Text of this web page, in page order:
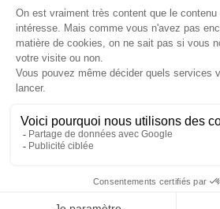
à 60° et elles peuvent être mises au
Le rabat intérieur permet une
de la housse de rangement.
100 housses par carton, sous-lot de